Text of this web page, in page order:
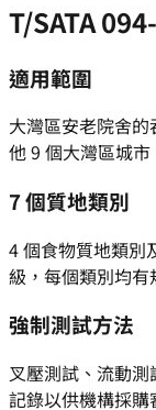
T/SATA
適用範圍
大灣區安老院舍
他 9 個大灣區城市
7 個質地類別
4 個食物質地類別
級，每個類別均有
強制測試方法
叉壓測試、流動
記錄以供機構採購